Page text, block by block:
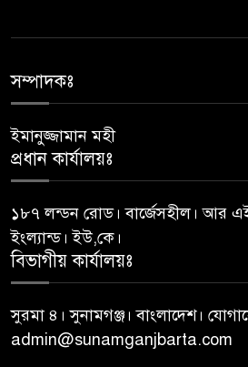
৭
৮
মেয়াদ শেষ
৯
সম্পাদকঃ
ইমানুজ্জামান মহী
প্রধান কার্যালয়ঃ
১৮৭ লন্ডন রোড। বার্জেসহীল। আর
ইংল্যান্ড। ইউ,কে।
বিভাগীয় কার্যালয়ঃ
সুরমা ৪। সুনামগঞ্জ। বাংলাদেশ।
admin@sunamganjbarta.com